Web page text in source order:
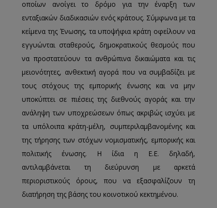
οποίων ανοίγει το δρόμο για την έναρξη των
ενταξιακών διαδικασιών ενός κράτους. Σύμφωνα με τα
κείμενα της Ένωσης, τα υποψήφια κράτη οφείλουν να
εγγυώνται σταθερούς, δημοκρατικούς θεσμούς που
να προστατεύουν τα ανθρώπινα δικαιώματα και τις
μειονότητες, ανθεκτική αγορά που να συμβαδίζει με
τους στόχους της εμπορικής ένωσης και να μην
υποκύπτει σε πιέσεις της διεθνούς αγοράς και την
ανάληψη των υποχρεώσεων όπως ακριβώς ισχύει με
τα υπόλοιπα κράτη-μέλη, συμπεριλαμβανομένης και
της τήρησης των στόχων νομισματικής, εμπορικής και
πολιτικής ένωσης. Η ίδια η Ε.Ε. δηλαδή,
αντιλαμβάνεται τη διεύρυνση με αρκετά
περιοριστικούς όρους, που να εξασφαλίζουν τη
διατήρηση της βάσης του κοινοτικού κεκτημένου.